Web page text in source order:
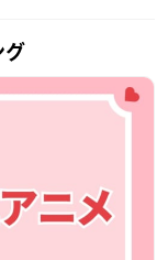
開予定です！
pic.twitter.
December 2, 2020
グ